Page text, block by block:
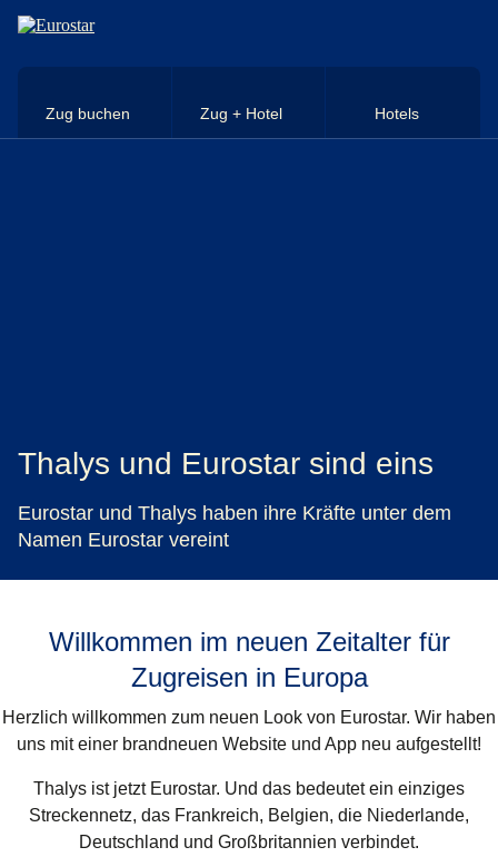
Direkt zum Hauptinhalt
Zug buchen Zug + Hotel Hotels
Thalys und Eurostar sind eins
Eurostar und Thalys haben ihre Kräfte unter dem
Namen Eurostar vereint
Willkommen im neuen Zeitalter für
Zugreisen in Europa
Herzlich willkommen zum neuen Look von Eurostar. Wir haben
uns mit einer brandneuen Website und App neu aufgestellt!
Thalys ist jetzt Eurostar. Und das bedeutet ein einziges
Streckennetz, das Frankreich, Belgien, die Niederlande,
Deutschland und Großbritannien verbindet.